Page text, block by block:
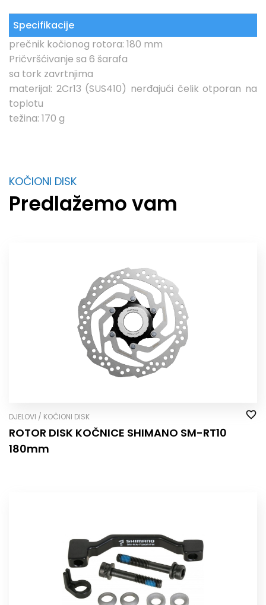
Specifikacije
prečnik kočionog rotora: 180 mm
Pričvršćivanje sa 6 šarafa
sa tork zavrtnjima
materijal: 2Cr13 (SUS410) nerđajući čelik otporan na
toplotu
težina: 170 g
KOČIONI DISK
Predlažemo vam
DJELOVI / KOČIONI DISK
ROTOR DISK KOČNICE SHIMANO SM-RT10
180mm